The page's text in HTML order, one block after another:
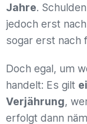
Jahre.
jedoch erst
sogar erst nach
Doch egal, um
handelt: Es gilt
Verjährung,
erfolgt dann